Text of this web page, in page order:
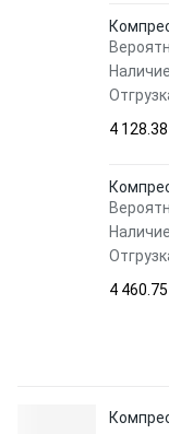
Наличие
4 128.38
Наличие
4 460.75